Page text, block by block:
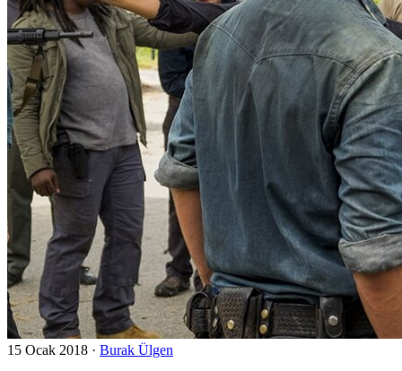
15 Ocak 2018 · Burak Ülgen